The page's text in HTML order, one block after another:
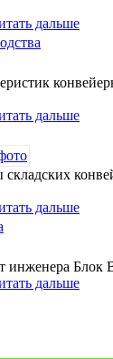
дальше
дальше
дальше
дальше